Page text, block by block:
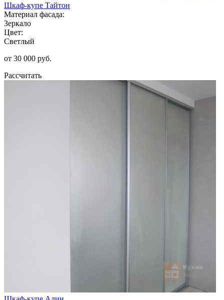
Шкаф-купе Тайтон
Материал фасада:
Зеркало
Цвет:
Светлый
от 30 000 руб.
Рассчитать